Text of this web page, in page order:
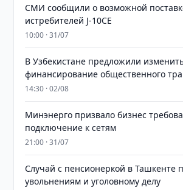
СМИ сообщили о возможной
истребителей J-10CE
10:00 · 31/07
В Узбекистане предложили
финансирование общественного
14:30 · 02/08
Минэнерго призвало бизнес
подключение к сетям
21:00 · 31/07
Случай с пенсионеркой в Ташкенте
увольнениям и уголовному делу